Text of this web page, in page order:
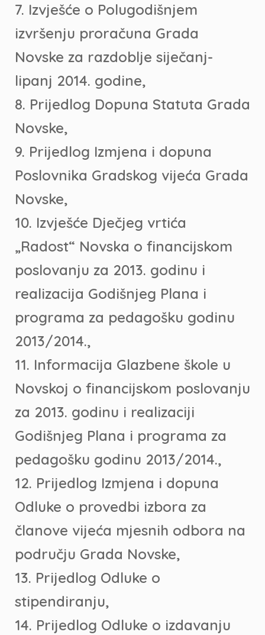
7. Izvješće o Polugodišnjem
izvršenju proračuna Grada
Novske za razdoblje siječanj-
lipanj 2014. godine,
8. Prijedlog Dopuna Statuta Grada
Novske,
9. Prijedlog Izmjena i dopuna
Poslovnika Gradskog vijeća Grada
Novske,
10. Izvješće Dječjeg vrtića
„Radost“ Novska o financijskom
poslovanju za 2013. godinu i
realizacija Godišnjeg Plana i
programa za pedagošku godinu
2013/2014.,
11. Informacija Glazbene škole u
Novskoj o financijskom poslovanju
za 2013. godinu i realizaciji
Godišnjeg Plana i programa za
pedagošku godinu 2013/2014.,
12. Prijedlog Izmjena i dopuna
Odluke o provedbi izbora za
članove vijeća mjesnih odbora na
području Grada Novske,
13. Prijedlog Odluke o
stipendiranju,
14. Prijedlog Odluke o izdavanju